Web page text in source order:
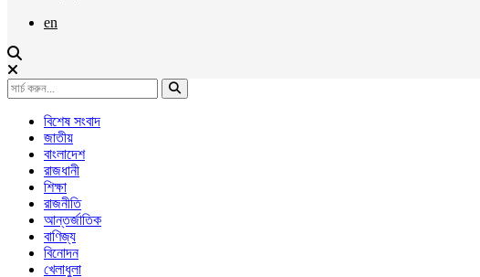
en
বিশেষ সংবাদ
জাতীয়
বাংলাদেশ
রাজধানী
শিক্ষা
রাজনীতি
আন্তর্জাতিক
বাণিজ্য
বিনোদন
খেলাধুলা